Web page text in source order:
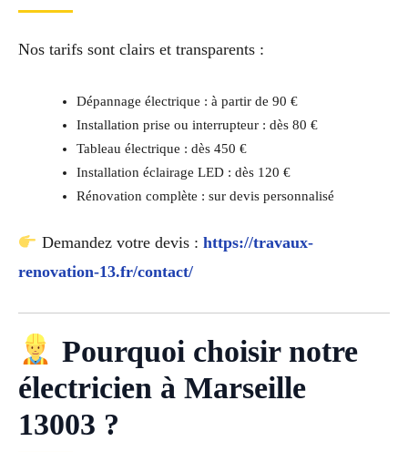
Nos tarifs sont clairs et transparents :
Dépannage électrique : à partir de 90 €
Installation prise ou interrupteur : dès 80 €
Tableau électrique : dès 450 €
Installation éclairage LED : dès 120 €
Rénovation complète : sur devis personnalisé
Demandez votre devis : https://travaux-
renovation-13.fr/contact/
Pourquoi choisir notre
électricien à Marseille
13003 ?